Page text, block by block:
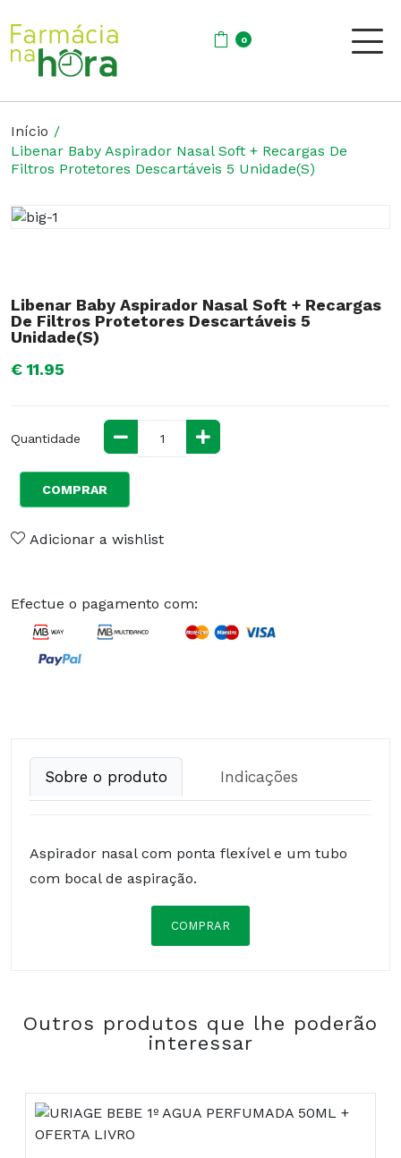
0
Início
Libenar Baby Aspirador Nasal Soft + Recargas De
Filtros Protetores Descartáveis 5 Unidade(S)
Libenar Baby Aspirador Nasal Soft + Recargas
De Filtros Protetores Descartáveis 5
Unidade(S)
€ 11.95
Quantidade
COMPRAR
Adicionar a wishlist
Efectue o pagamento com:
Sobre o produto Indicações
Aspirador nasal com ponta flexível e um tubo
com bocal de aspiração.
COMPRAR
Outros produtos que lhe poderão
interessar